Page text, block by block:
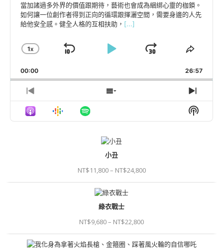
當加諸過多外界的價值跟期待，藝術也會成為綑綁心靈的枷鎖。
如何讓一位創作者得到正向的循環跟揮灑空間，需要身邊的人先
給他安全感。健全人格的互相扶助， [...]
CHANGE
RATE
1X
SKIP
PLAY JUMP
FORWARD
SHARE
00:00 26:57
PREVIOUS
EPISODE
SHOW
EPISODES
NEXT
Show
小丑
NT$11,800– NT$24,800
綠衣戰士
NT$9,680– NT$22,800